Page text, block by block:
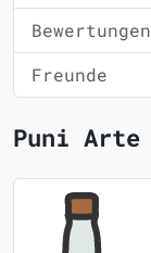
Bewertungen
Freunde
Puni Arte